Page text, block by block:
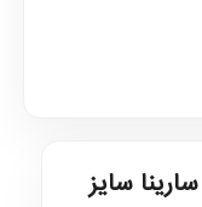
سایز